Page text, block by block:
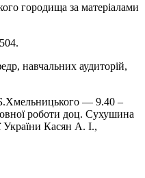
городища за матеріалами
навчальних аудиторій,
— 9.40 –
роботи доц. Сухушина
України Касян А. І.,